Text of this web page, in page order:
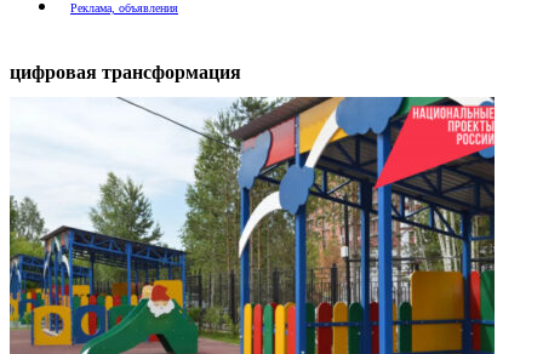
Реклама, объявления
цифровая трансформация